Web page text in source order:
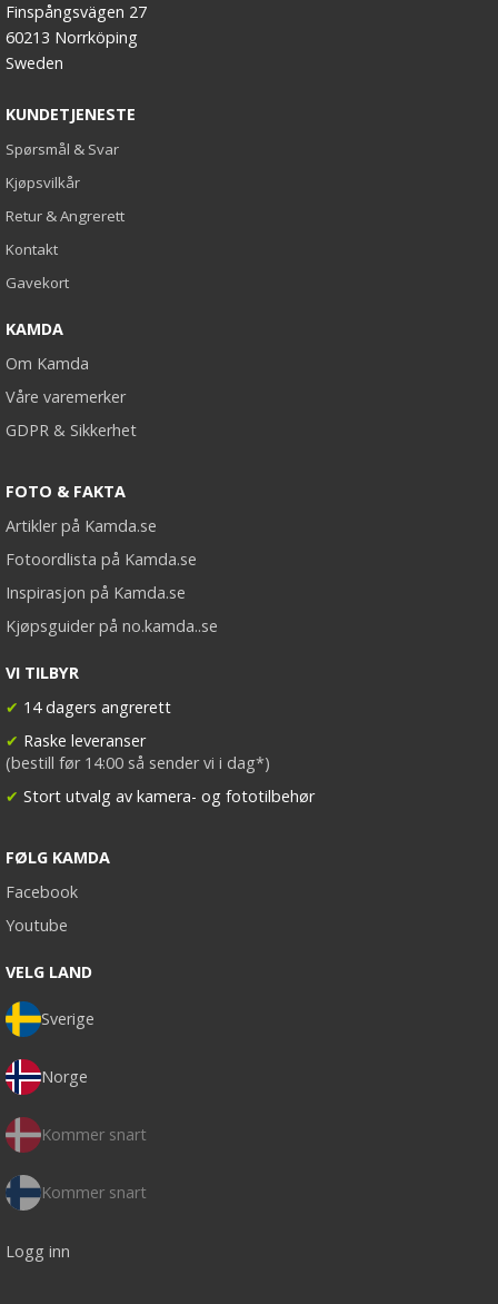
Finspångsvägen 27
60213 Norrköping
Sweden
KUNDETJENESTE
Spørsmål & Svar
Kjøpsvilkår
Retur & Angrerett
Kontakt
Gavekort
KAMDA
Om Kamda
Våre varemerker
GDPR & Sikkerhet
FOTO & FAKTA
Artikler på Kamda.se
Fotoordlista på Kamda.se
Inspirasjon på Kamda.se
Kjøpsguider på no.kamda..se
VI TILBYR
✔ 14 dagers angrerett
✔ Raske leveranser
(bestill før 14:00 så sender vi i dag*)
✔ Stort utvalg av kamera- og fototilbehør
FØLG KAMDA
Facebook
Youtube
VELG LAND
Sverige
Norge
Kommer snart
Kommer snart
Logg inn